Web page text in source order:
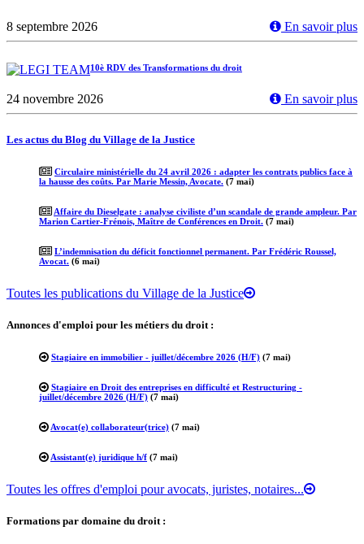
8 septembre 2026 En savoir plus
10è RDV des Transformations du droit
24 novembre 2026 En savoir plus
Les actus du Blog du Village de la Justice
Circulaire ministérielle du 24 avril 2026 : adapter les contrats publics face à
la hausse des coûts. Par Marie Messin, Avocate. (7 mai)
Affaire du Dieselgate : analyse civiliste d’un scandale de grande ampleur. Par
Marion Cartier-Frénois, Maître de Conférences en Droit. (7 mai)
L’indemnisation du déficit fonctionnel permanent. Par Frédéric Roussel,
Avocat. (6 mai)
Toutes les publications du Village de la Justice
Annonces d'emploi pour les métiers du droit :
Stagiaire en immobilier - juillet/décembre 2026 (H/F) (7 mai)
Stagiaire en Droit des entreprises en difficulté et Restructuring -
juillet/décembre 2026 (H/F) (7 mai)
Avocat(e) collaborateur(trice) (7 mai)
Assistant(e) juridique h/f (7 mai)
Toutes les offres d'emploi pour avocats, juristes, notaires...
Formations par domaine du droit :